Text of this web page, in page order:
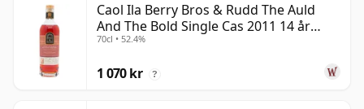
Caol Ila Berry Bros & Rudd The Auld
And The Bold Single Cas 2011 14 år
gammal
70cl • 52.4%
1 070 kr ?